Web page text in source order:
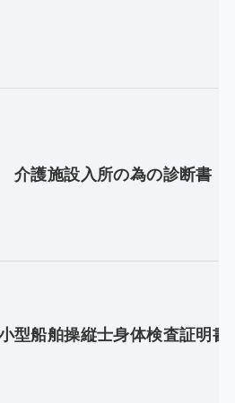
介護施設入所の為の診断書
型船舶操縦士身体検査証明書